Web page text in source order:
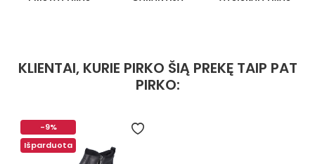
KLIENTAI, KURIE PIRKO ŠIĄ PREKĘ TAIP PAT
PIRKO:
-9%
Išparduota